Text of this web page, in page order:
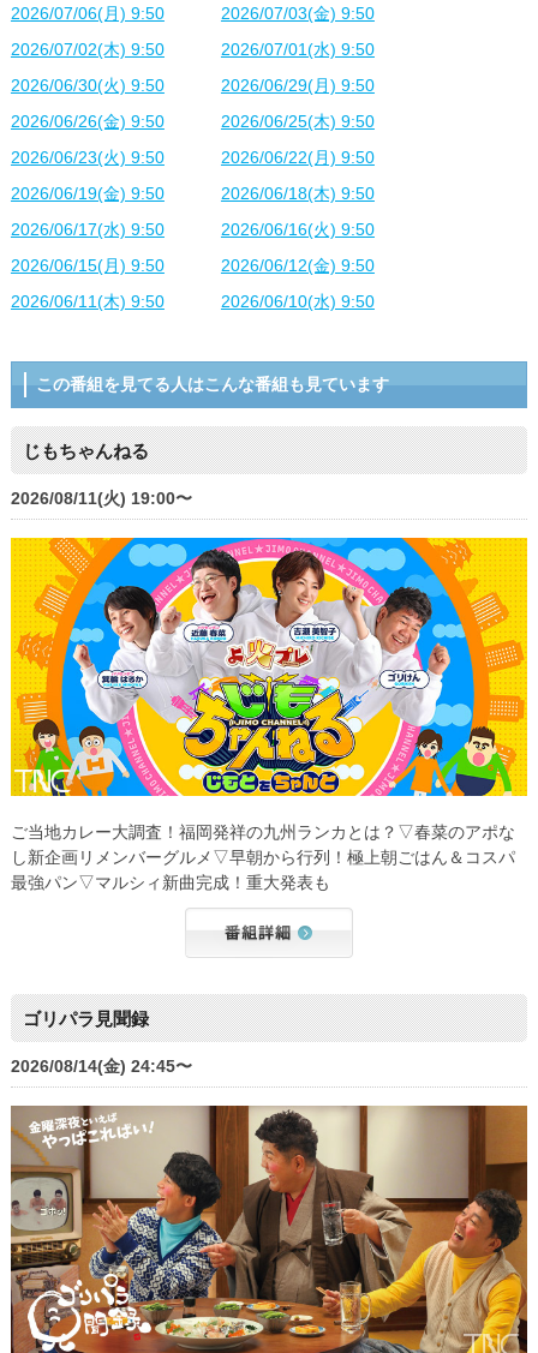
2026/07/06(月) 9:50
2026/07/03(金) 9:50
2026/07/02(木) 9:50
2026/07/01(水) 9:50
2026/06/30(火) 9:50
2026/06/29(月) 9:50
2026/06/26(金) 9:50
2026/06/25(木) 9:50
2026/06/23(火) 9:50
2026/06/22(月) 9:50
2026/06/19(金) 9:50
2026/06/18(木) 9:50
2026/06/17(水) 9:50
2026/06/16(火) 9:50
2026/06/15(月) 9:50
2026/06/12(金) 9:50
2026/06/11(木) 9:50
2026/06/10(水) 9:50
この番組を見てる人はこんな番組も見ています
じもちゃんねる
2026/08/11(火) 19:00〜
ご当地カレー大調査！福岡発祥の九州ランカとは？▽春菜のアポな
し新企画リメンバーグルメ▽早朝から行列！極上朝ごはん＆コスパ
最強パン▽マルシィ新曲完成！重大発表も
ゴリパラ見聞録
2026/08/14(金) 24:45〜